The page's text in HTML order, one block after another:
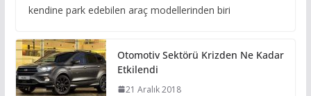
kendine park edebilen araç modellerinden biri
Otomotiv Sektörü Krizden Ne Kadar
Etkilendi
21 Aralık 2018